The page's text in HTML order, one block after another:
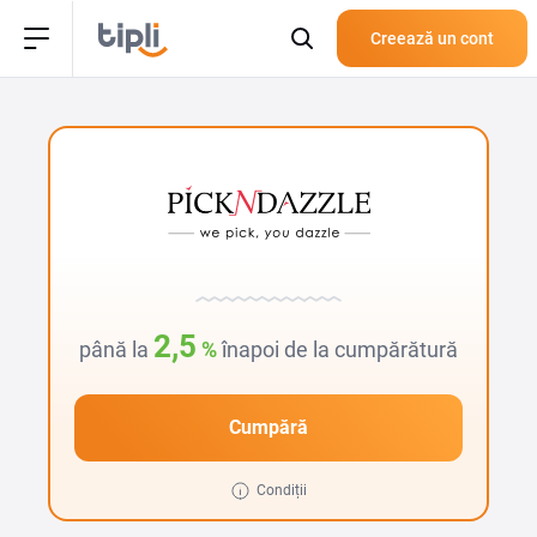
Creează un cont
până la 2,5 %înapoi de la cumpărătură
Cumpără
Condiții